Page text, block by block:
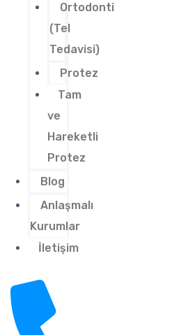
Ortodonti
(Tel
Tedavisi)
Protez
Tam
ve
Hareketli
Protez
Blog
Anlaşmalı
Kurumlar
İletişim